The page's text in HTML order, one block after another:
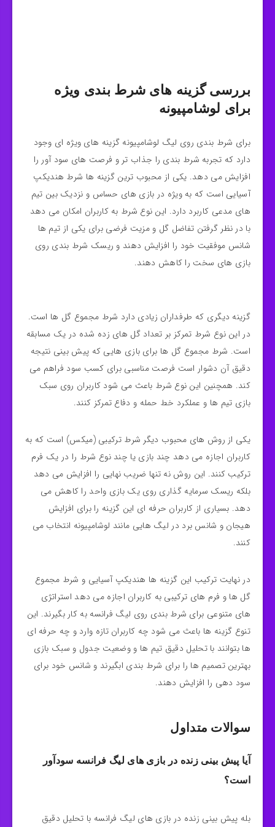
بررسی گزینه‌ های شرط بندی ویژه
برای لوشامپیونه
برای شرط‌ بندی روی لیگ لوشامپیونه گزینه‌ های ویژه‌ ای وجود
دارد که تجربه شرط‌ بندی را جذاب‌ تر و فرصت‌ های سود آور را
افزایش می‌ دهد. یکی از محبوب‌ ترین گزینه‌ ها شرط هندیکپ
آسیایی است که به ویژه در بازی‌ های حساس و نزدیک بین تیم‌
های مدعی کاربرد دارد. این نوع شرط به کاربران امکان می‌ دهد
با در نظر گرفتن تفاضل گل و مزیت فرضی برای یکی از تیم‌ ها
شانس موفقیت خود را افزایش دهند و ریسک شرط‌ بندی روی
بازی‌ های سخت را کاهش دهند.
گزینه دیگری که طرفداران زیادی دارد شرط مجموع گل‌ ها است.
در این نوع شرط تمرکز بر تعداد گل‌ های زده شده در یک مسابقه
است. شرط مجموع گل‌ ها برای بازی‌ هایی که پیش‌ بینی نتیجه
دقیق آن دشوار است فرصت مناسبی برای کسب سود فراهم می‌
کند. همچنین این نوع شرط باعث می‌ شود کاربران روی سبک
بازی تیم‌ ها و عملکرد خط حمله و دفاع تمرکز کنند.
یکی از روش‌ های محبوب دیگر شرط ترکیبی (میکس) است که به
کاربران اجازه می‌ دهد چند بازی یا چند نوع شرط را در یک فرم
ترکیب کنند. این روش نه تنها ضریب نهایی را افزایش می‌ دهد
بلکه ریسک سرمایه‌ گذاری روی یک بازی واحد را کاهش می‌
دهد. بسیاری از کاربران حرفه‌ ای این گزینه را برای افزایش
هیجان و شانس برد در لیگ‌ هایی مانند لوشامپیونه انتخاب می‌
کنند.
در نهایت ترکیب این گزینه‌ ها هندیکپ آسیایی و شرط مجموع
گل‌ ها و فرم‌ های ترکیبی به کاربران اجازه می‌ دهد استراتژی‌
های متنوعی برای شرط‌ بندی روی لیگ فرانسه به کار بگیرند. این
تنوع گزینه‌ ها باعث می‌ شود چه کاربران تازه وارد و چه حرفه‌ ای‌
ها بتوانند با تحلیل دقیق تیم‌ ها و وضعیت جدول و سبک بازی
بهترین تصمیم‌ ها را برای شرط‌ بندی ابگیرند و شانس خود برای
سود دهی را افزایش دهند.
سوالات متداول
آیا پیش بینی زنده در بازی‌ های لیگ فرانسه سودآور
است؟
بله پیش‌ بینی زنده در بازی‌ های لیگ فرانسه با تحلیل دقیق